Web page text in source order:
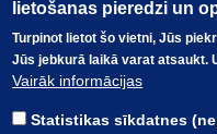
© Valsts kase 2017
Visas tiesības
lietošanas pieredzi un
Turpinot lietot šo vietni, Jūs
Jūs jebkurā laikā varat atsaukt.
Vairāk informācijas
Statistikas sīkdatnes